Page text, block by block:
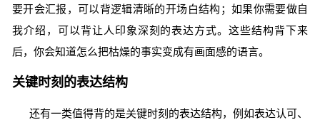
要开会汇报，可以背逻辑清晰的开场白结构；如果你需要做自
我介绍，可以背让人印象深刻的表达方式。这些结构背下来
后，你会知道怎么把枯燥的事实变成有画面感的语言。
关键时刻的表达结构
还有一类值得背的是关键时刻的表达结构，例如表达认可、